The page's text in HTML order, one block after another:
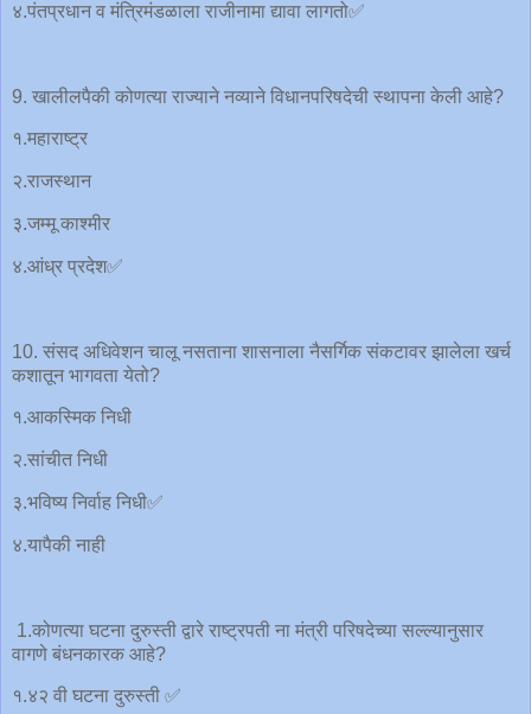
४.पंतप्रधान व मंत्रिमंडळाला राजीनामा द्यावा लागतो✅
9. खालीलपैकी कोणत्या राज्याने नव्याने विधानपरिषदेची स्थापना केली आहे?
१.महाराष्ट्र
२.राजस्थान
३.जम्मू काश्मीर
४.आंध्र प्रदेश✅
10. संसद अधिवेशन चालू नसताना शासनाला नैसर्गिक संकटावर झालेला खर्च
कशातून भागवता येतो?
१.आकस्मिक निधी
२.सांचीत निधी
३.भविष्य निर्वाह निधी✅
४.यापैकी नाही
1.कोणत्या घटना दुरुस्ती द्वारे राष्ट्रपती ना मंत्री परिषदेच्या सल्ल्यानुसार
वागणे बंधनकारक आहे?
१.४२ वी घटना दुरुस्ती ✅